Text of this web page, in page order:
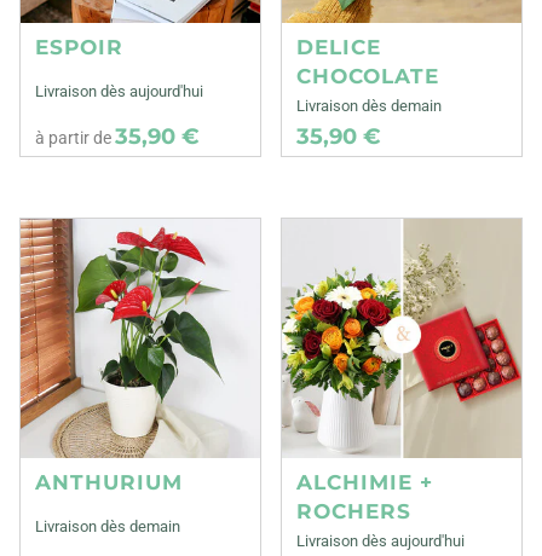
ESPOIR
Livraison dès aujourd'hui
à partir de35,90 €
DELICE
CHOCOLATE
Livraison dès demain
35,90 €
ANTHURIUM
Livraison dès demain
ALCHIMIE +
ROCHERS
Livraison dès aujourd'hui